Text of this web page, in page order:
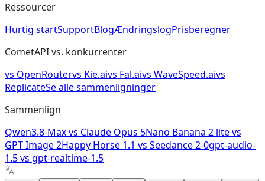
Ressourcer
Hurtig startSupportBlogÆndringslogPrisberegner
CometAPI vs. konkurrenter
vs OpenRoutervs Kie.aivs Fal.aivs WaveSpeed.aivs
ReplicateSe alle sammenligninger
Sammenlign
Qwen3.8-Maxvs Claude Opus 5Nano Banana 2 litevs
GPT Image 2Happy Horse 1.1 vs Seedance 2-0gpt-audio-
1.5vs gpt-realtime-1.5